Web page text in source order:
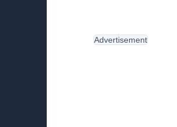
Advertisement